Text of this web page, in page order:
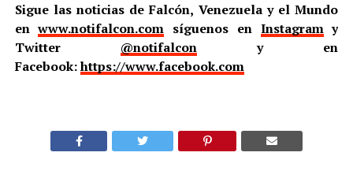
Sigue las noticias de Falcón, Venezuela y el Mundo
enwww.notifalcon.com síguenos en Instagramy
Twitter @notifalcony en
Facebook:https://www.facebook.com